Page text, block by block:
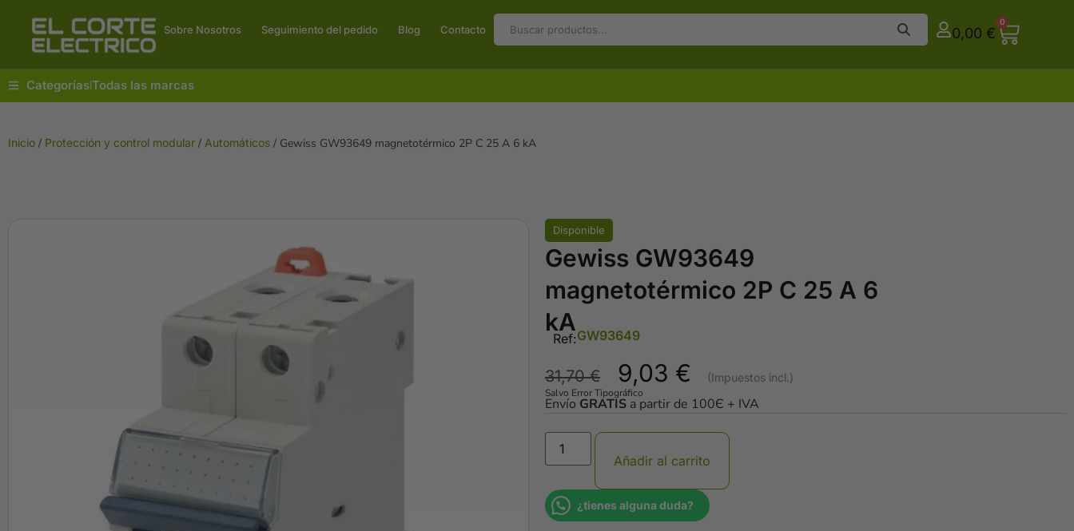
Sobre Nosotros Seguimiento del pedido Blog Contacto 0,00 €
0
Categorías| Todas las marcas
Inicio / Protección y control modular / Automáticos / Gewiss GW93649 magnetotérmico 2P C 25 A 6 kA
Disponible
Gewiss GW93649
magnetotérmico 2P C 25 A 6
kA
Ref:GW93649
31,70€ 9,03 €
Salvo Error Tipográfico
Envío GRATIS a partir de 100Є + IVA
Añadir al carrito
¿tienes alguna duda?